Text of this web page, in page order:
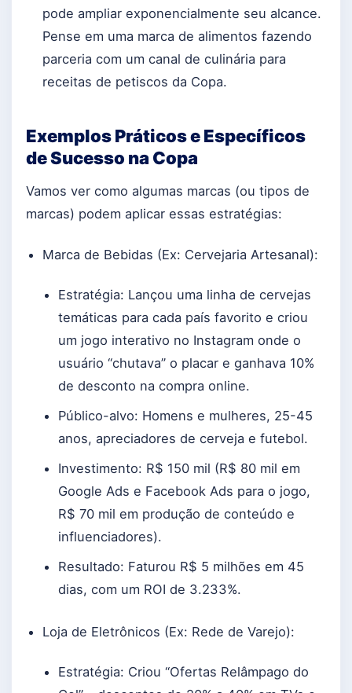
pode ampliar exponencialmente seu alcance.
Pense em uma marca de alimentos fazendo
parceria com um canal de culinária para
receitas de petiscos da Copa.
Exemplos Práticos e Específicos
de Sucesso na Copa
Vamos ver como algumas marcas (ou tipos de
marcas) podem aplicar essas estratégias:
Marca de Bebidas (Ex: Cervejaria Artesanal):
Estratégia: Lançou uma linha de cervejas
temáticas para cada país favorito e criou
um jogo interativo no Instagram onde o
usuário “chutava” o placar e ganhava 10%
de desconto na compra online.
Público-alvo: Homens e mulheres, 25-45
anos, apreciadores de cerveja e futebol.
Investimento: R$ 150 mil (R$ 80 mil em
Google Ads e Facebook Ads para o jogo,
R$ 70 mil em produção de conteúdo e
influenciadores).
Resultado: Faturou R$ 5 milhões em 45
dias, com um ROI de 3.233%.
Loja de Eletrônicos (Ex: Rede de Varejo):
Estratégia: Criou “Ofertas Relâmpago do